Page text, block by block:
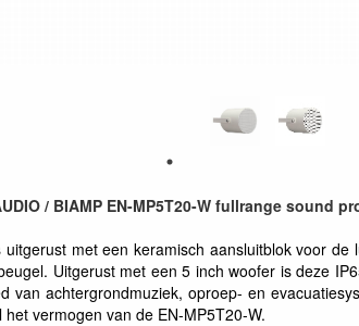
/ BIAMP EN-MP5T20-W fullrange sound
uitgerust met een keramisch aansluitblok voor
Uitgerust met een 5 inch woofer is deze
van achtergrondmuziek, oproep- en
het vermogen van de EN-MP5T20-W.